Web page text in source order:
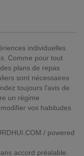
individuelles
Comme pour tout
plans de repas
sont nécessaires
toujours l'avis de
un régime
vos habitudes
/ powered
accord préalable.